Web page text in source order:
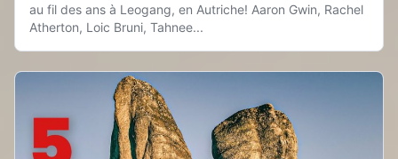
au fil des ans à Leogang, en Autriche! Aaron Gwin, Rachel
Atherton, Loic Bruni, Tahnee...